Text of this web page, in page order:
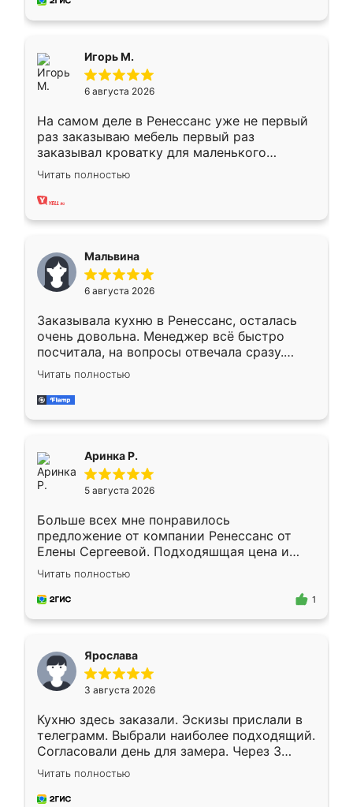
Игорь М.
6 августа 2026
На самом деле в Ренессанс уже не первый
раз заказываю мебель первый раз
заказывал кроватку для маленького
ребёнка при его рождении ,во второй раз
заказал шкаф-купе. По качеству очень
хорошее сборка достаточно быстрая,
меньше, здесь же он более разнообразный.
Мне нравится ,если что-то потребуется из
мебели буду заказывать только здесь.
Читать полностью
Мальвина
6 августа 2026
Заказывала кухню в Ренессанс, осталась
очень довольна. Менеджер всё быстро
посчитала, на вопросы отвечала сразу.
Замерщик приехал в субботу, подошёл к
делу со всей ответственностью. Собрали
за день, ребята работали аккуратно, даже
Читать полностью
Аринка Р.
5 августа 2026
Больше всех мне понравилось
предложение от компании Ренессанс от
Елены Сергеевой. Подходяшщая цена и
короткие сроки изготовления. Приехавший
для замера сотрудник Владислав
предложил по моему эскизу самый
Читать полностью
1
Ярослава
3 августа 2026
Кухню здесь заказали. Эскизы прислали в
телеграмм. Выбрали наиболее подходящий.
Согласовали день для замера. Через 3
недели кухня была уже готова. Остались
довольны работой. Спасибо Ренессанс
мебель за качественную работу!
Читать полностью